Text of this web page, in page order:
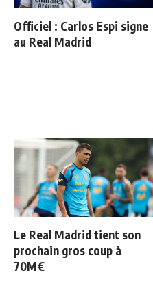
Officiel : Carlos Espi signe
au Real Madrid
Le Real Madrid tient son
prochain gros coup à
70M€